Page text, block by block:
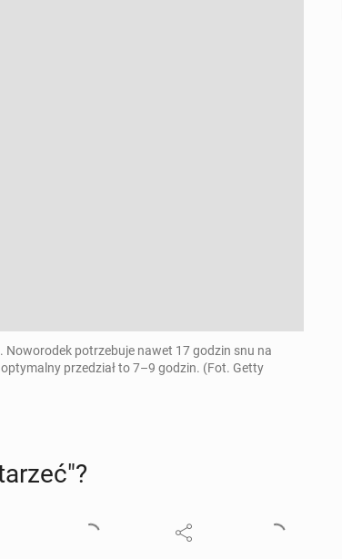
potrzebuje nawet 17 godzin snu na
przedział to 7–9 godzin. (Fot. Getty